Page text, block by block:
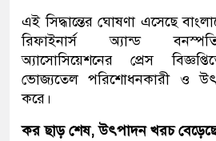
এই সিদ্ধান্তের ঘোষণা এসেছে
রিফাইনার্স অ্যান্ড বনস্পতি
অ্যাসোসিয়েশনের প্রেস
ভোজ্যতেল পরিশোধনকারী ও
করে।
কর ছাড় শেষ,উৎপাদন খরচ